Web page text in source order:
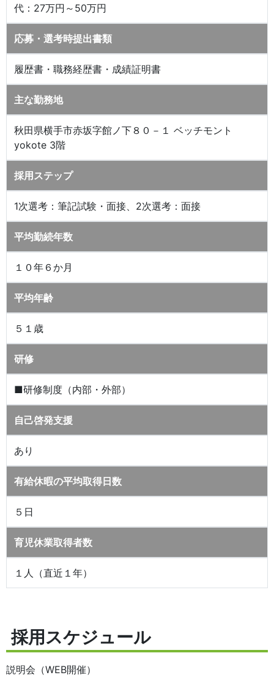
代：27万円～50万円
応募・選考時提出書類
履歴書・職務経歴書・成績証明書
主な勤務地
秋田県横手市赤坂字館ノ下８０－１ ベッチモント
yokote 3階
採用ステップ
1次選考：筆記試験・面接、2次選考：面接
平均勤続年数
１０年６か月
平均年齢
５１歳
研修
■研修制度（内部・外部）
自己啓発支援
あり
有給休暇の平均取得日数
５日
育児休業取得者数
１人（直近１年）
採用スケジュール
説明会（WEB開催）